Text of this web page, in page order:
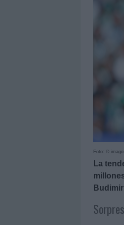
Foto: © imago
La